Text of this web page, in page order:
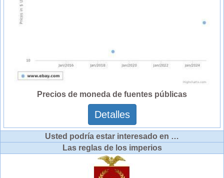
Precios de moneda de fuentes públicas
Detalles
Usted podría estar interesado en …
Las reglas de los imperios